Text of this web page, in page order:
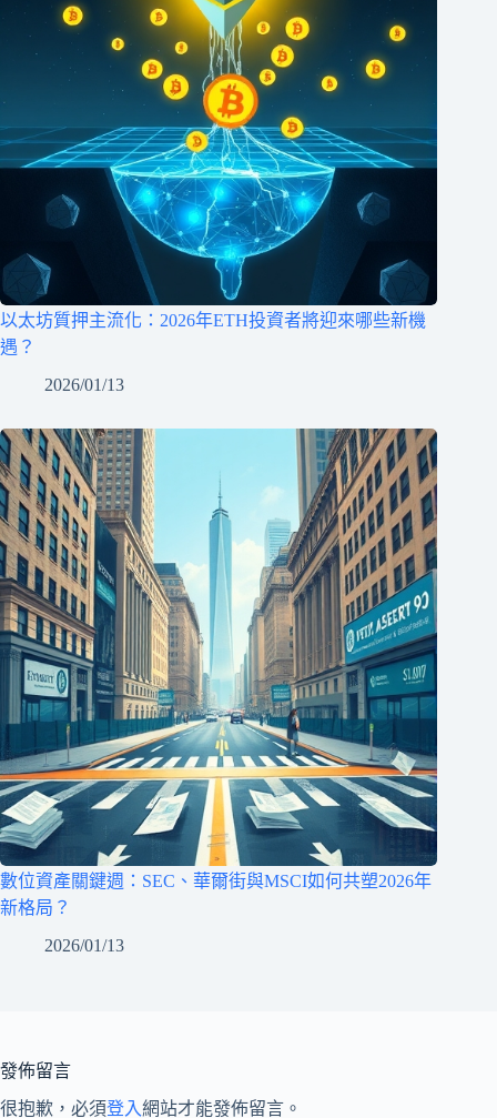
以太坊質押主流化：2026年ETH投資者將迎來哪些新機
遇？
2026/01/13
數位資產關鍵週：SEC、華爾街與MSCI如何共塑2026年
新格局？
2026/01/13
發佈留言
很抱歉，必須登入網站才能發佈留言。